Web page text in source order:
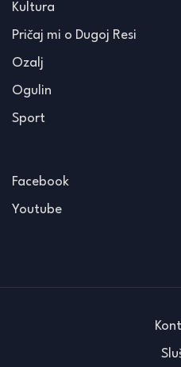
Kultura
Pričaj mi o Dugoj Resi
Ozalj
Ogulin
Sport
Facebook
Youtube